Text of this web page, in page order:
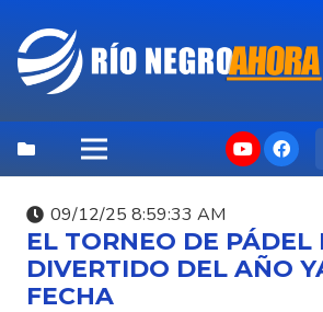
09/12/25 8:59:33 AM
EL TORNEO DE PÁDEL
DIVERTIDO DEL AÑO
FECHA